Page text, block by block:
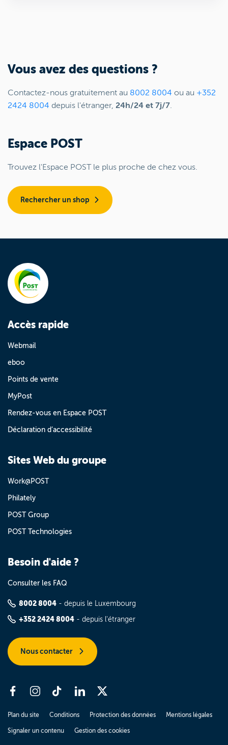
Vous avez des questions ?
Contactez-nous gratuitement au 8002 8004 ou au +352
2424 8004 depuis l'étranger, 24h/24 et 7j/7.
Espace POST
Trouvez l'Espace POST le plus proche de chez vous.
Rechercher un shop
Accès rapide
Webmail
eboo
Points de vente
MyPost
Rendez-vous en Espace POST
Déclaration d’accessibilité
Sites Web du groupe
Work@POST
Philately
POST Group
POST Technologies
Besoin d'aide ?
Consulter les FAQ
8002 8004 - depuis le Luxembourg
+352 2424 8004 - depuis l'étranger
Nous contacter
Plan du site Conditions Protection des données Mentions légales
Signaler un contenu Gestion des cookies